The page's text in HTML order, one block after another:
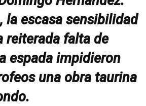
la escasa sensibilidad
reiterada falta de
espada impidieron
una obra taurina